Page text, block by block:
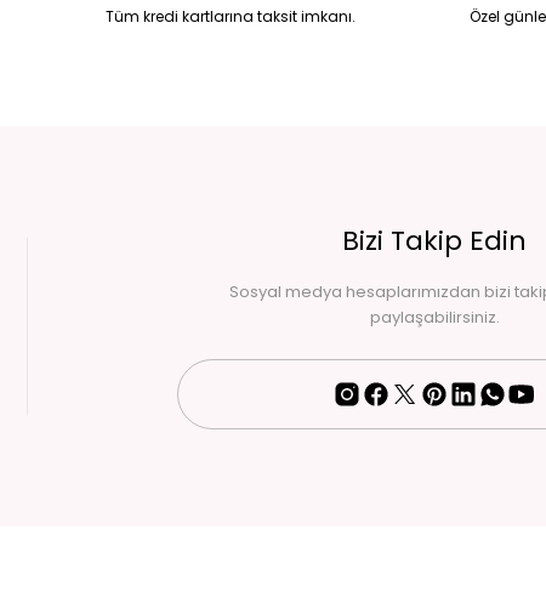
Tüm kredi kartlarına taksit imkanı. Özel
Bizi Takip Edin
Sosyal medya hesaplarımızdan bizi
paylaşabilirsiniz.